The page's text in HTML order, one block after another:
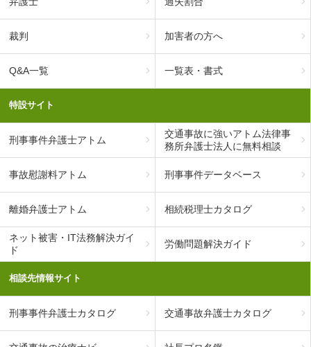
裁判 加害者の方へ
Q&A一覧 一覧表・書式
特設サイト
刑事事件弁護士アトム
交通事故に強いアトム法律事
務所弁護士法人に無料相談
事故慰謝料アトム 刑事事件データベース
離婚弁護士アトム 相続税理士カタログ
ネット被害・IT法務解決ガイ
ド
労働問題解決ガイド
相談先情報サイト
刑事事件弁護士カタログ 交通事故弁護士カタログ